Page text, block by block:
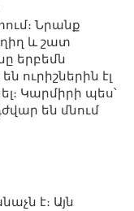
Նրանք
և շատ
երբեմն
ուրիշներին էլ
Կարմիրի պես՝
են մնում
է։ Այն